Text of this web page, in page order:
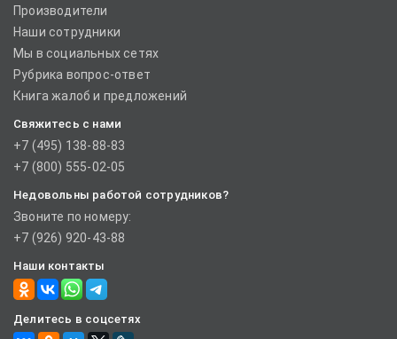
Производители
Наши сотрудники
Мы в социальных сетях
Рубрика вопрос-ответ
Книга жалоб и предложений
Свяжитесь с нами
+7 (495) 138-88-83
+7 (800) 555-02-05
Недовольны работой сотрудников?
Звоните по номеру:
+7 (926) 920-43-88
Наши контакты
Делитесь в соцсетях